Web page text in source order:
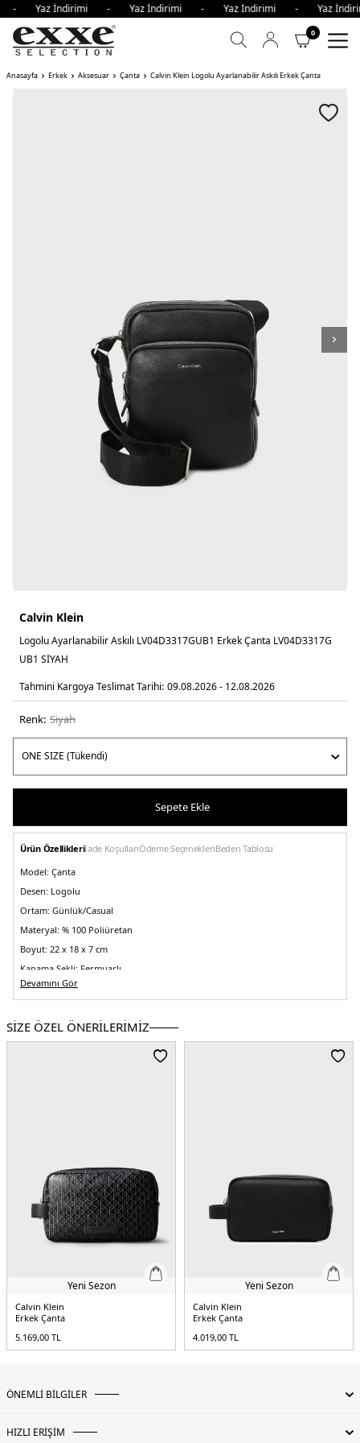
- Yaz İndirimi - Yaz İndirimi - Yaz İndirimi -
0
Anasayfa Erkek Aksesuar Çanta Calvin Klein Logolu Ayarlanabilir Askılı Erkek Çanta
Calvin Klein
Logolu Ayarlanabilir Askılı LV04D3317GUB1 Erkek Çanta LV04D3317G
UB1 SİYAH
Tahmini Kargoya Teslimat Tarihi: 09.08.2026 - 12.08.2026
Renk: si̇yah
Sepete Ekle
Ürün Özellikleriİade KoşullarıÖdeme SeçenekleriBeden Tablosu
Model: Çanta
Desen: Logolu
Ortam: Günlük/Casual
Materyal: % 100 Poliüretan
Boyut: 22 x 18 x 7 cm
Kapama Şekli: Fermuarlı
Yaş Grubu:Yetişkin
Menşei:Endonezya
5DE1LV04D3317GUB1.07
Devamını Gör
SİZE ÖZEL ÖNERİLERİMİZ
Yeni Sezon
Calvin Klein
Erkek Çanta
5.169,00 TL
Yeni Sezon
Calvin Klein
Erkek Çanta
4.019,00 TL
ÖNEMLİ BİLGİLER
HIZLI ERİŞİM